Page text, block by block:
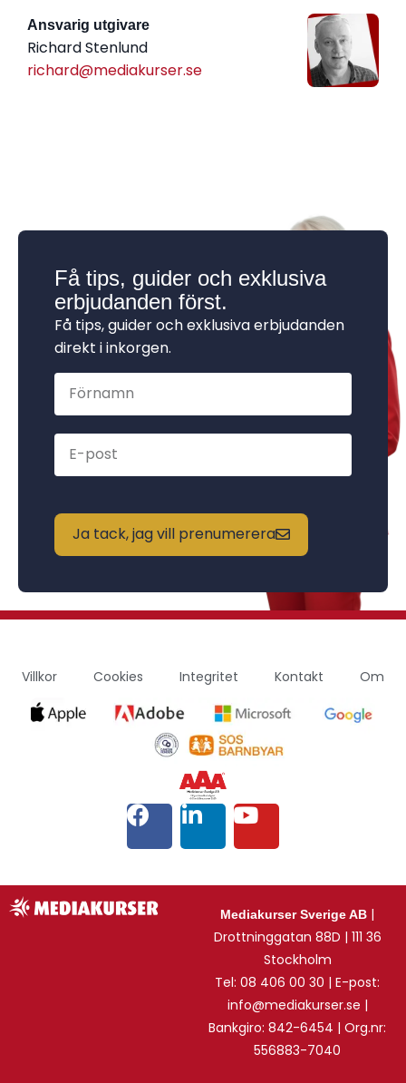
Ansvarig utgivare
Richard Stenlund
richard@mediakurser.se
Få tips, guider och exklusiva
erbjudanden först.
Få tips, guider och exklusiva erbjudanden
direkt i inkorgen.
Ja tack, jag vill prenumerera
Villkor Cookies Integritet Kontakt Om
Mediakurser Sverige AB |
Drottninggatan 88D | 111 36
Stockholm
Tel: 08 406 00 30 | E-post:
info@mediakurser.se |
Bankgiro: 842-6454 | Org.nr:
556883-7040